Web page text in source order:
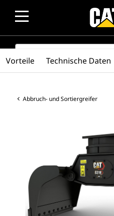
SEARCH
Abbruch- und Sortiergreifer
Vorteile Technische Daten